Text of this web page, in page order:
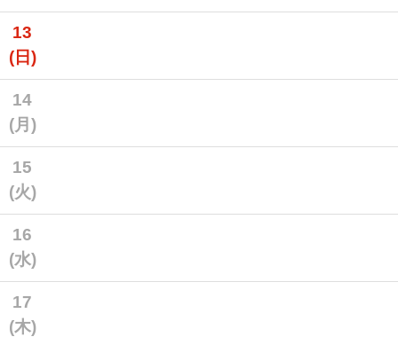
13
(日)
14
(月)
15
(火)
16
(水)
17
(木)